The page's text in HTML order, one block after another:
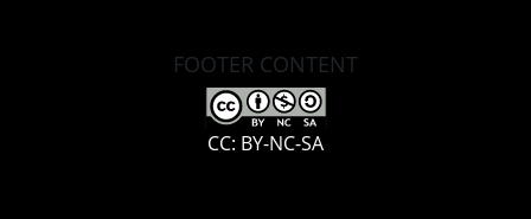
FOOTER CONTENT
CC: BY-NC-SA